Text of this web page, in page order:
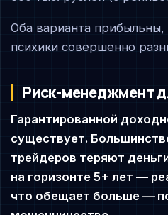
Оба варианта
психики совершенно
Риск-менеджмент
Гарантированной
существует.
трейдеров теряют
на горизонте 5+ лет —
что обещает больше —